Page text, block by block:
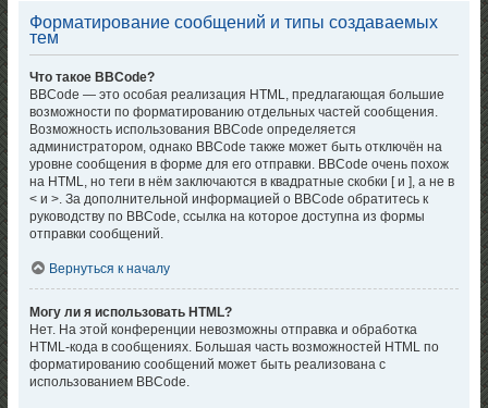
Форматирование сообщений и типы создаваемых
тем
Что такое BBCode?
BBCode — это особая реализация HTML, предлагающая большие
возможности по форматированию отдельных частей сообщения.
Возможность использования BBCode определяется
администратором, однако BBCode также может быть отключён на
уровне сообщения в форме для его отправки. BBCode очень похож
на HTML, но теги в нём заключаются в квадратные скобки [ и ], а не в
< и >. За дополнительной информацией о BBCode обратитесь к
руководству по BBCode, ссылка на которое доступна из формы
отправки сообщений.
Вернуться к началу
Могу ли я использовать HTML?
Нет. На этой конференции невозможны отправка и обработка
HTML-кода в сообщениях. Большая часть возможностей HTML по
форматированию сообщений может быть реализована с
использованием BBCode.